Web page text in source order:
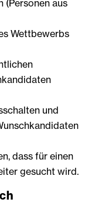
(Personen aus
Wettbewerbs
und
dass für einen
gesucht wird.